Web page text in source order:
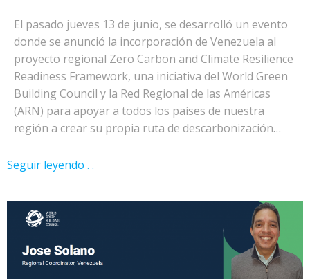
El pasado jueves 13 de junio, se desarrolló un evento
donde se anunció la incorporación de Venezuela al
proyecto regional Zero Carbon and Climate Resilience
Readiness Framework, una iniciativa del World Green
Building Council y la Red Regional de las Américas
(ARN) para apoyar a todos los países de nuestra
región a crear su propia ruta de descarbonización…
Seguir leyendo . .